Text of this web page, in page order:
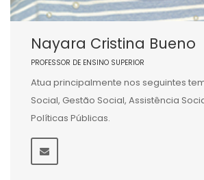
Nayara Cristina Bueno
PROFESSOR DE ENSINO SUPERIOR
Atua principalmente nos seguintes
Social, Gestão Social, Assistência
Políticas Públicas.